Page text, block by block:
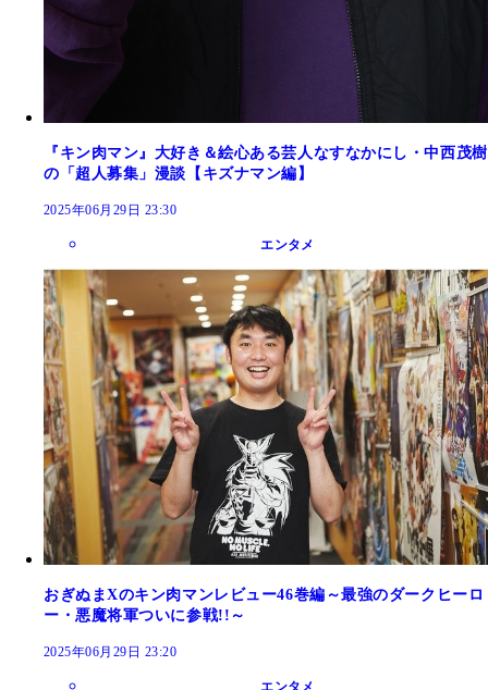
『キン肉マン』大好き＆絵心ある芸人なすなかにし・中西茂樹
の「超人募集」漫談【キズナマン編】
2025年06月29日 23:30
エンタメ
おぎぬまXのキン肉マンレビュー46巻編～最強のダークヒーロ
ー・悪魔将軍ついに参戦!!～
2025年06月29日 23:20